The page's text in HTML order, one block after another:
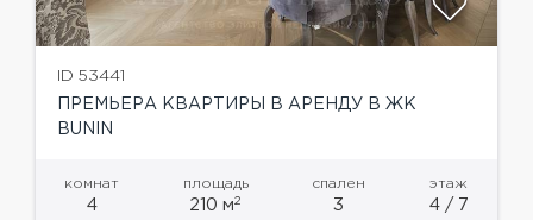
ID 53441
ПРЕМЬЕРА КВАРТИРЫ В АРЕНДУ В ЖК
BUNIN
комнат
4
площадь
210 м2
спален
3
этаж
4 / 7